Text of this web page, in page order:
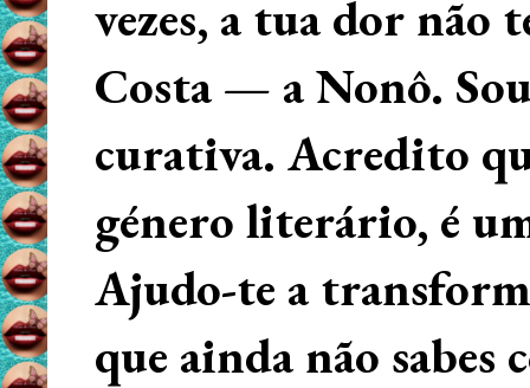
vezes, a tua dor não
Costa — a Nonô.
curativa. Acredito
género literário, é
Ajudo-te a
que ainda não